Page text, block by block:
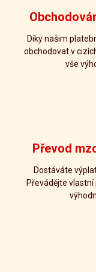
Díky našim
obchodovat v
vše
Převod
Dostáváte
Převádějte vlastní